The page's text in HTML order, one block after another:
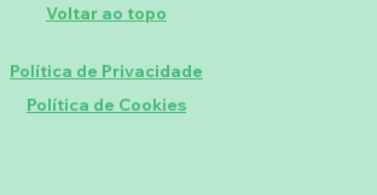
Política de Privacidade
Voltar ao topo
Política de Cookies